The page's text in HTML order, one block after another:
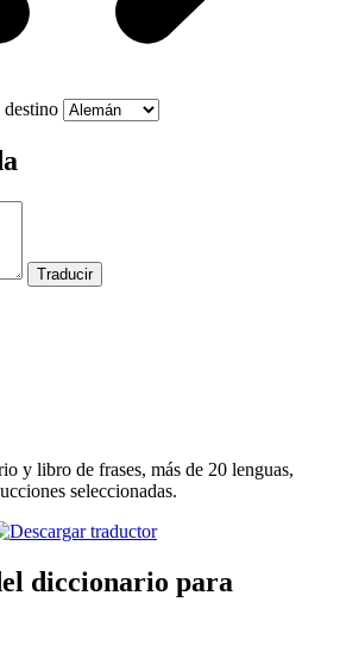
destino
y libro de frases, más de 20 lenguas,
seleccionadas.
diccionario para